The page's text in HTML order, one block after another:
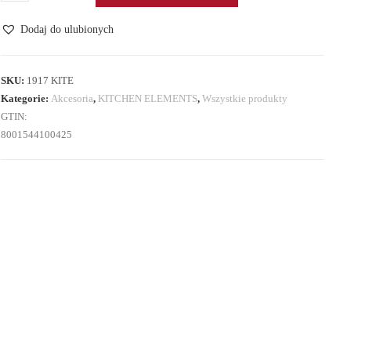
Dodaj do ulubionych
SKU: 1917 KITE
Kategorie: Akcesoria, KITCHEN ELEMENTS, Wszystkie produkty
GTIN:
8001544100425